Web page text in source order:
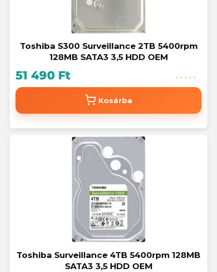
Toshiba S300 Surveillance 2TB 5400rpm
128MB SATA3 3,5 HDD OEM
51 490 Ft
Kosárba
Toshiba Surveillance 4TB 5400rpm 128MB
SATA3 3,5 HDD OEM